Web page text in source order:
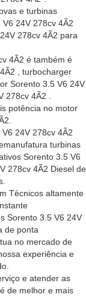
e turbinas
24V 278cv 4Ã2
278cv 4Ã2 para
4Ã2 é também é
, turbocharger
Sorento 3.5 V6 24V
4Ã2 .
potência no motor
24V 278cv 4Ã2
turbinas
Sorento 3.5 V6
278cv 4Ã2 Diesel de
Técnicos altamente
Sorento 3.5 V6 24V
de ponta
no mercado de
experiência e
e atender as
de melhor e mais